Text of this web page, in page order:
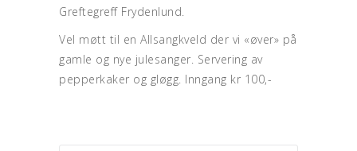
Greftegreff Frydenlund.
Vel møtt til en Allsangkveld der vi «øver» på
gamle og nye julesanger. Servering av
pepperkaker og gløgg. Inngang kr 100,-